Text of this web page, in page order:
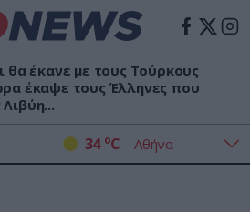
θα έκανε με τους Τούρκους
έκαψε τους Έλληνες που
34 oC